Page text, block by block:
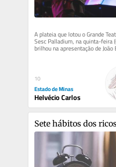
A plateia que lotou o Grande
Sesc Palladium, na quinta-feira
brilhou na apresentação de João
uma das mais concorridas no...
10
Estado de Minas
Helvécio Carlos
Sete hábitos dos